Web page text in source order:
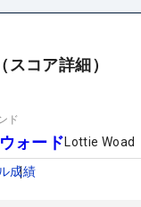
コア詳細）
ド
ォードLottie Woad
成績